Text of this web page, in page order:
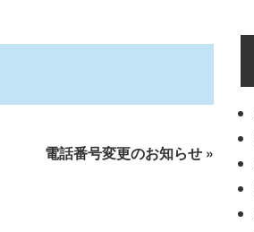
電話番号変更のお知らせ»